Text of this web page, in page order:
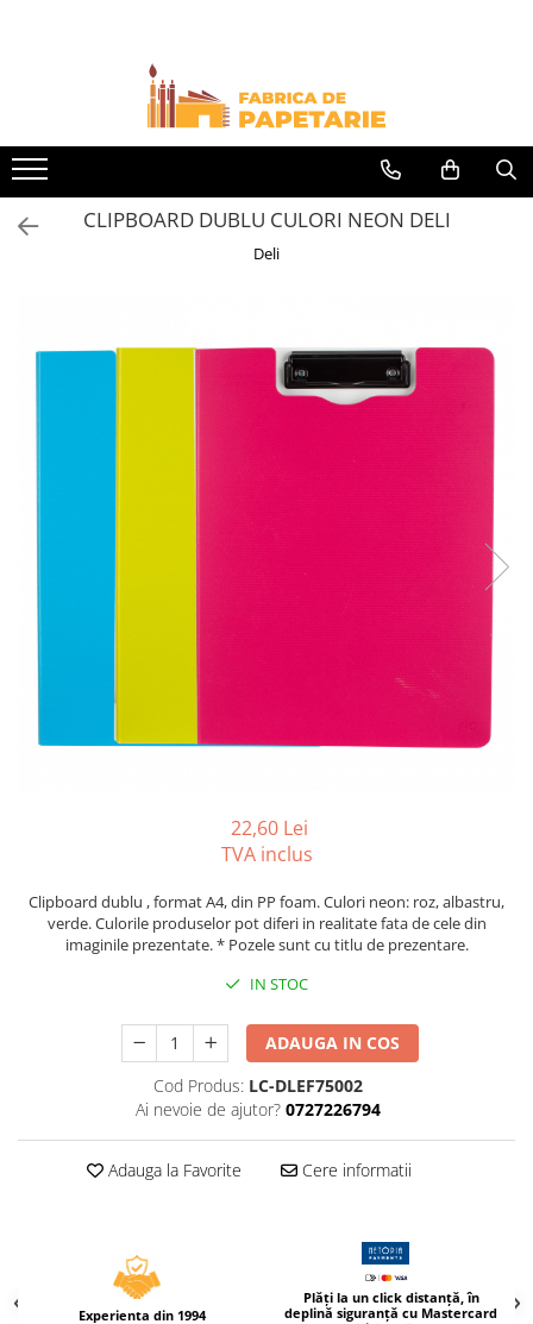
Toate Produsele
Hartie si articole din hartie
Hartie pentru copiator si cartoane
Hartie color pentru copiator
Papetarie personalizata
Bloc Notes-uri brosate
Etichete
Plicuri personalizate
Tipizate autocopiative
personalizate
Tipizate offset personalizate
Rezerva cub notes
Caiete A4
Produse si rechizite scolare
Caiete si produse din hartie
Caiete si blocuri pentru desen
Caiete incepatori Tip I, II, III
Caiete speciale
Hartie creponata
Hartie glacee
Etichete scolare
Acuarele, guase, tempera si
CLIPBOARD DUBLU CULORI NEON DELI
Deli
22,60 Lei
TVA inclus
Clipboard dublu , format A4, din PP foam. Culori neon: roz, albastru,
verde. Culorile produselor pot diferi in realitate fata de cele din
imaginile prezentate. * Pozele sunt cu titlu de prezentare.
IN STOC
ADAUGA IN COS
Cod Produs: LC-DLEF75002
Ai nevoie de ajutor? 0727226794
Adauga la Favorite Cere informatii
Experienta din 1994
Plăți la un click distanță, în
deplină siguranță cu Mastercard